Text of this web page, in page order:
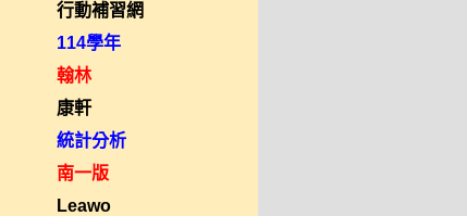
行動補習網
114學年
翰林
康軒
統計分析
南一版
Leawo